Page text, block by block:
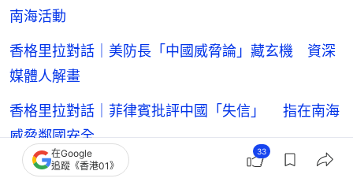
南海活動
香格里拉對話｜美防長「中國威脅論」藏玄機 資深
媒體人解畫
香格里拉對話｜菲律賓批評中國「失信」 指在南海
威脅鄰國安全
香格里拉對話｜美防長稱中國威脅真實存在 促印太
在Google
追蹤《香港01》
33